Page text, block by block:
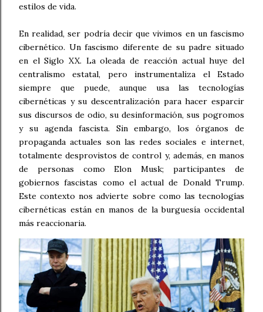
estilos de vida.
En realidad, ser podría decir que vivimos en un fascismo
cibernético. Un fascismo diferente de su padre situado
en el Siglo XX. La oleada de reacción actual huye del
centralismo estatal, pero instrumentaliza el Estado
siempre que puede, aunque usa las tecnologías
cibernéticas y su descentralización para hacer esparcir
sus discursos de odio, su desinformación, sus pogromos
y su agenda fascista. Sin embargo, los órganos de
propaganda actuales son las redes sociales e internet,
totalmente desprovistos de control y, además, en manos
de personas como Elon Musk; participantes de
gobiernos fascistas como el actual de Donald Trump.
Este contexto nos advierte sobre como las tecnologías
cibernéticas están en manos de la burguesía occidental
más reaccionaria.